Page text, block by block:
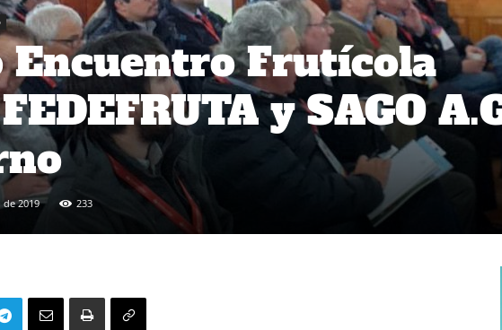
Encuentro Frutícola
y SAGO
2019 233